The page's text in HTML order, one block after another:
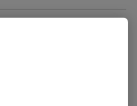
8-9 augusti